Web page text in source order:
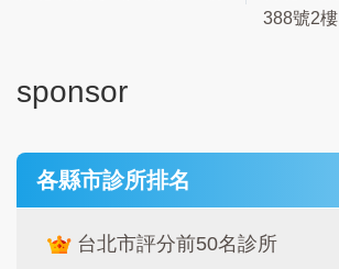
388號2樓
sponsor
各縣市診所排名
台北市評分前50名診所